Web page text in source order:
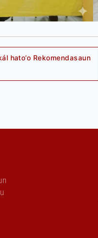
hato’o Rekomendasaun